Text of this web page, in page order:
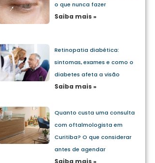
o que nunca fazer
Saiba mais »
Retinopatia diabética:
sintomas, exames e como o
diabetes afeta a visão
Saiba mais »
Quanto custa uma consulta
com oftalmologista em
Curitiba? O que considerar
antes de agendar
Saiba mais »